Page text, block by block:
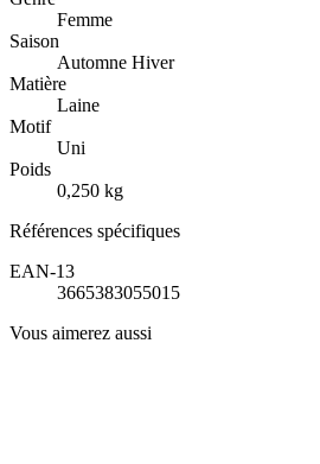
Femme
Saison
Automne Hiver
Matière
Laine
Motif
Uni
Poids
0,250 kg
Références spécifiques
EAN-13
3665383055015
Vous aimerez aussi